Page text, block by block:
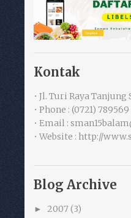
Kontak
• Jl. Turi Raya
• Phone : (0721) 789569
• Email :
• Website : http://
Blog Archive
► 2007 (3)